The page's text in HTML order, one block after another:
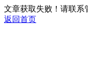
文章获取失败！请联系
返回首页